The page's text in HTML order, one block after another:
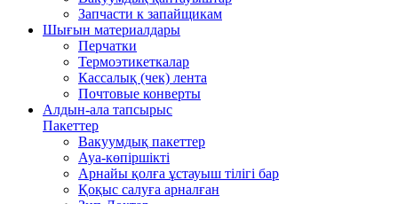
Запчасти к запайщикам
Шығын материалдары
Перчатки
Термоэтикеткалар
Кассалық (чек) лента
Почтовые конверты
Алдын-ала тапсырыс
Пакеттер
Вакуумдық пакеттер
Ауа-көпіршікті
Арнайы қолға ұстауыш тілігі бар
Қоқыс салуға арналған